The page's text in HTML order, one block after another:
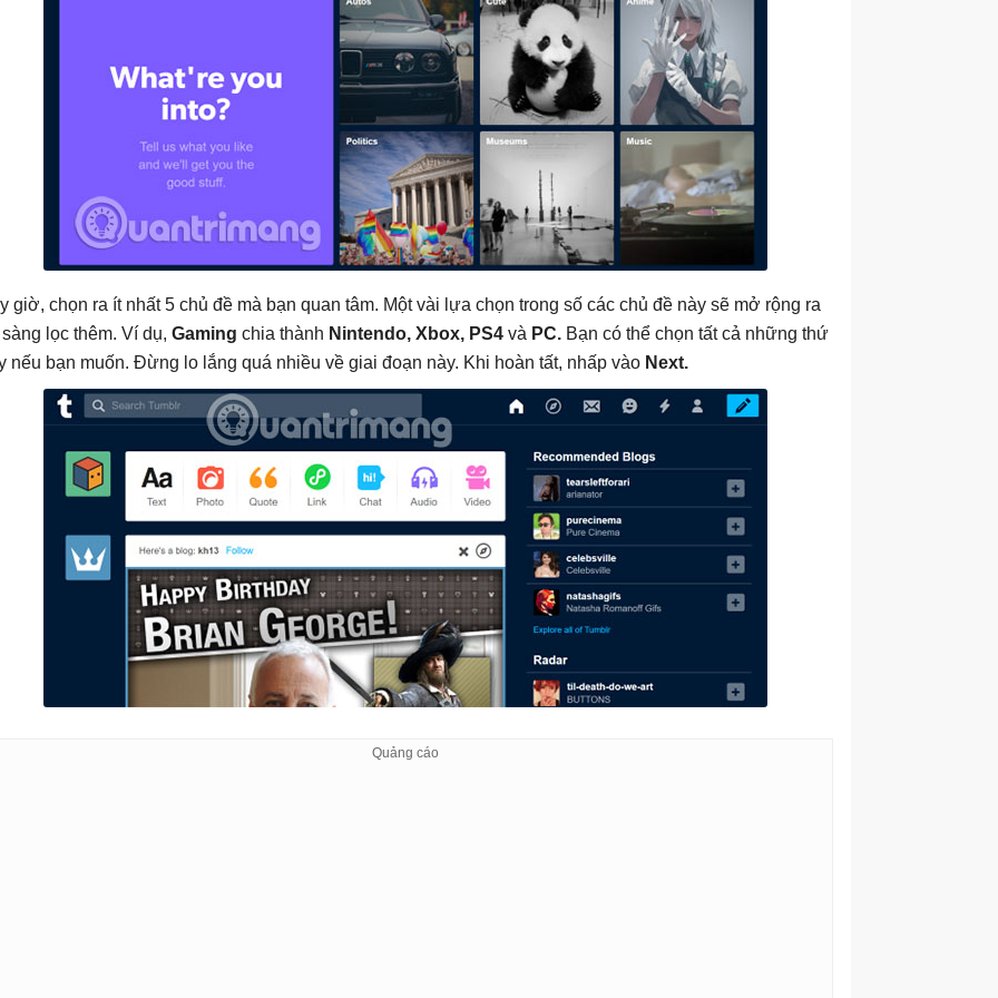
giờ, chọn ra ít nhất 5 chủ đề mà bạn quan tâm. Một vài lựa chọn trong số các chủ đề này sẽ mở rộng ra
lọc thêm. Ví dụ, Gaming chia thành Nintendo, Xbox, PS4 và PC. Bạn có thể chọn tất cả những thứ
nếu bạn muốn. Đừng lo lắng quá nhiều về giai đoạn này. Khi hoàn tất, nhấp vào Next.